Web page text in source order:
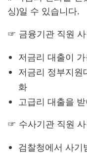
싱)일 수 있습니다.
☞ 금융기관 직원 사
저금리 대출이
저금리 정부지원
화
고급리 대출을
☞ 수사기관 직원 사
검찰청에서 사기